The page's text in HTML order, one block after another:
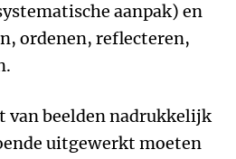
aanpak) en
ordenen, reflecteren,
van beelden nadrukkelijk
uitgewerkt moeten